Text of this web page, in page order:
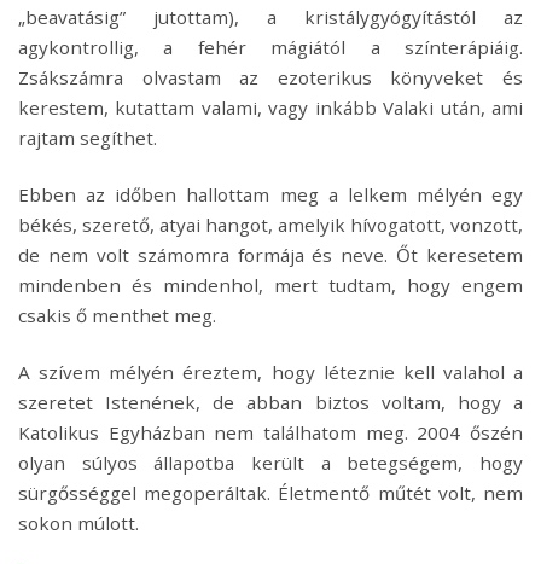
„beavatásig” jutottam), a kristálygyógyítástól az
agykontrollig, a fehér mágiától a színterápiáig.
Zsákszámra olvastam az ezoterikus könyveket és
kerestem, kutattam valami, vagy inkább Valaki után, ami
rajtam segíthet.
Ebben az időben hallottam meg a lelkem mélyén egy
békés, szerető, atyai hangot, amelyik hívogatott, vonzott,
de nem volt számomra formája és neve. Őt keresetem
mindenben és mindenhol, mert tudtam, hogy engem
csakis ő menthet meg.
A szívem mélyén éreztem, hogy léteznie kell valahol a
szeretet Istenének, de abban biztos voltam, hogy a
Katolikus Egyházban nem találhatom meg. 2004 őszén
olyan súlyos állapotba került a betegségem, hogy
sürgősséggel megoperáltak. Életmentő műtét volt, nem
sokon múlott.